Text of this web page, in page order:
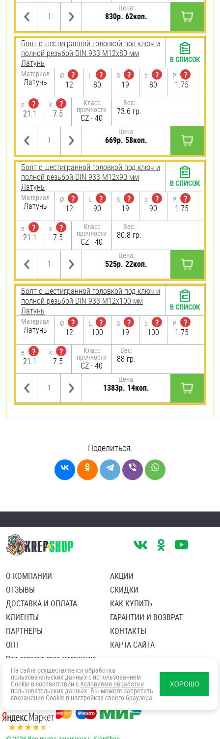
Цена:
830р. 62коп.
Болт с шестигранной головкой под ключ и
полной резьбой DIN 933 М12х80 мм
Латунь
Материал
Латунь
Ø
?
12
L
?
80
S
?
19
b
?
80
P
?
1.75
e
?
21.1
k
?
7.5
Класс
прочности
CZ - 40
Вес:
73.6 гр.
Цена:
669р. 58коп.
В СПИСОК
Болт с шестигранной головкой под ключ и
полной резьбой DIN 933 М12х90 мм
Латунь
Материал
Латунь
Ø
?
12
L
?
90
S
?
19
b
?
90
P
?
1.75
e
?
21.1
k
?
7.5
Класс
прочности
CZ - 40
Вес:
80.8 гр.
Цена:
525р. 22коп.
В СПИСОК
Болт с шестигранной головкой под ключ и
полной резьбой DIN 933 М12х100 мм
Латунь
Материал
Латунь
Ø
?
12
L
?
100
S
?
19
b
?
100
P
?
1.75
e
?
21.1
k
?
7.5
Класс
прочности
CZ - 40
Вес:
88 гр.
Цена:
1383р. 14коп.
В СПИСОК
Поделиться:
О КОМПАНИИ
ОТЗЫВЫ
ДОСТАВКА И ОПЛАТА
КЛИЕНТЫ
ПАРТНЕРЫ
ОПТ
АКЦИИ
СКИДКИ
КАК КУПИТЬ
ГАРАНТИИ И ВОЗВРАТ
КОНТАКТЫ
КАРТА САЙТА
Пользовательское соглашение
Политика в отношении обработки персональных данных
Согласие посетителя сайта на обработку персональных данны
На сайте осуществляется обработка
пользовательских данных с использованием
Cookie в соответствии с Условиями обработки
пользовательских данных. Вы можете запретить
сохранение Cookie в настройках своего браузера.
ХОРОШО